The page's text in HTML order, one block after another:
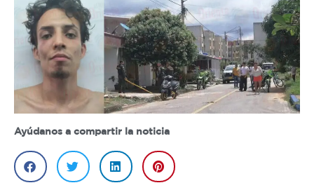
Ayúdanos a compartir la noticia